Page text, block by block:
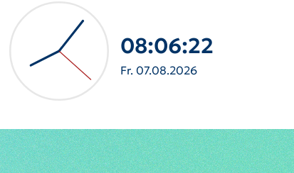
08:06:24
Fr. 07.08.2026